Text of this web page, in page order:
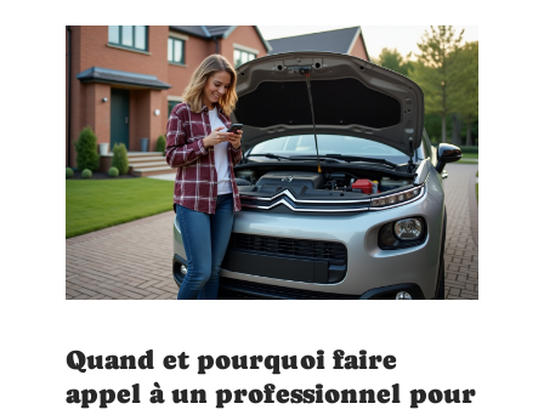
Quand et pourquoi faire
appel à un professionnel pour